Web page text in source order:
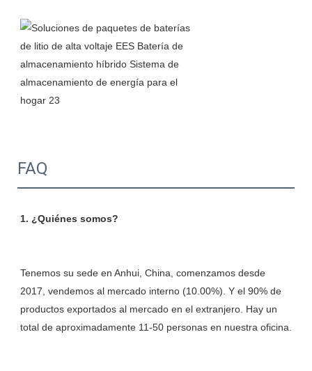
FAQ
Tenemos su sede en Anhui, China, comenzamos desde
2017, vendemos al mercado interno (10.00%). Y el 90% de
productos exportados al mercado en el extranjero. Hay un